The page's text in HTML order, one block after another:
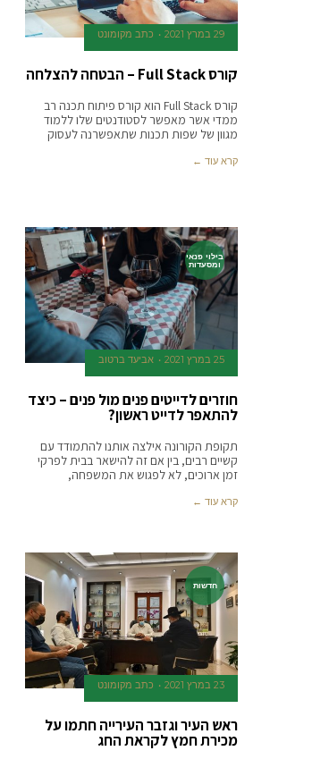
29 במרץ 2021 כתב מקומונט
קורס Full Stack – הבטחה להצלחה
קורס Full Stack הוא קורס פיתוח תכנה רב
ממדי אשר מאפשר לסטודנטים שלו ללמוד
מגוון של שפות תכנות שתאפשרנה לעסוק
קרא עוד ←
בילוי פנאי
ומסעדות
25 במרץ 2021 אביעד ברטוב
חוזרים לדייטים פנים מול פנים – כיצד
להתאפר לדייט ראשון?
תקופת הקורונה אילצה אותנו להתמודד עם
קשיים רבים, בין אם זה להישאר בבית לפרקי
זמן ארוכים, לא לפגוש את המשפחה,
קרא עוד ←
חדשות
23 במרץ 2021 כתב מקומונט
ראש העיר וגזבר העירייה חתמו על
מכירת חמץ לקראת החג